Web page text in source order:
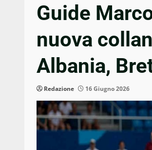
Guide
nuova
Albania,
Redazione 16 Giugno 2026